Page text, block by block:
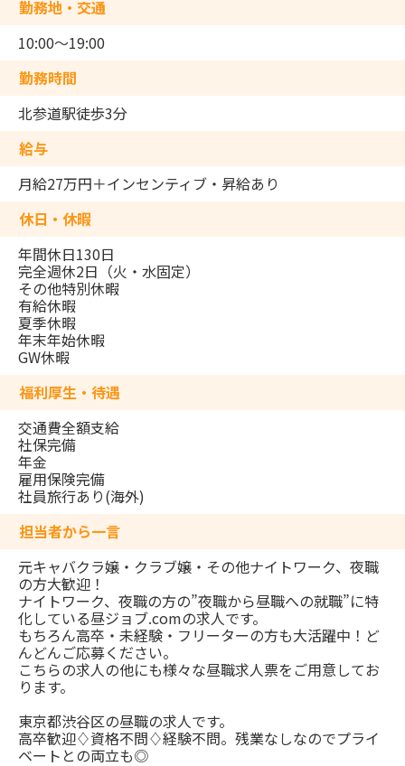
勤務地・交通
10:00～19:00
勤務時間
北参道駅徒歩3分
給与
月給27万円＋インセンティブ・昇給あり
休日・休暇
年間休日130日
完全週休2日（火・水固定）
その他特別休暇
有給休暇
夏季休暇
年末年始休暇
GW休暇
福利厚生・待遇
交通費全額支給
社保完備
年金
雇用保険完備
社員旅行あり(海外)
担当者から一言
元キャバクラ嬢・クラブ嬢・その他ナイトワーク、夜職
の方大歓迎！
ナイトワーク、夜職の方の”夜職から昼職への就職”に特
化している昼ジョブ.comの求人です。
もちろん高卒・未経験・フリーターの方も大活躍中！ど
んどんご応募ください。
こちらの求人の他にも様々な昼職求人票をご用意してお
ります。
東京都渋谷区の昼職の求人です。
高卒歓迎♢資格不問♢経験不問。残業なしなのでプライ
ベートとの両立も◎